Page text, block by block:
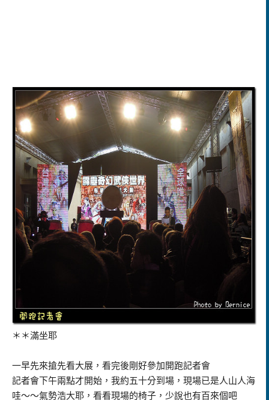
＊＊滿坐耶
一早先來搶先看大展，看完後剛好參加開跑記者會
記者會下午兩點才開始，我約五十分到場，現場已是人山人海
哇～～氣勢浩大耶，看看現場的椅子，少說也有百來個吧